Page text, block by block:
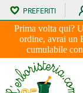
Prima volta qui?
ordine, avrai
cumulabile
PREFERITI